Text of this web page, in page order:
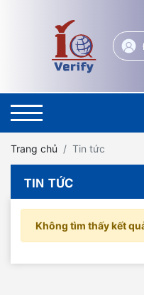
Trang chủ Tin tức
TIN TỨC
Không tìm thấy kết